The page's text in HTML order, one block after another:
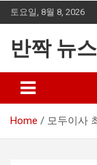
Skip
to
토요일, 8월 8, 2026
반짝 뉴스
Home 모두이사